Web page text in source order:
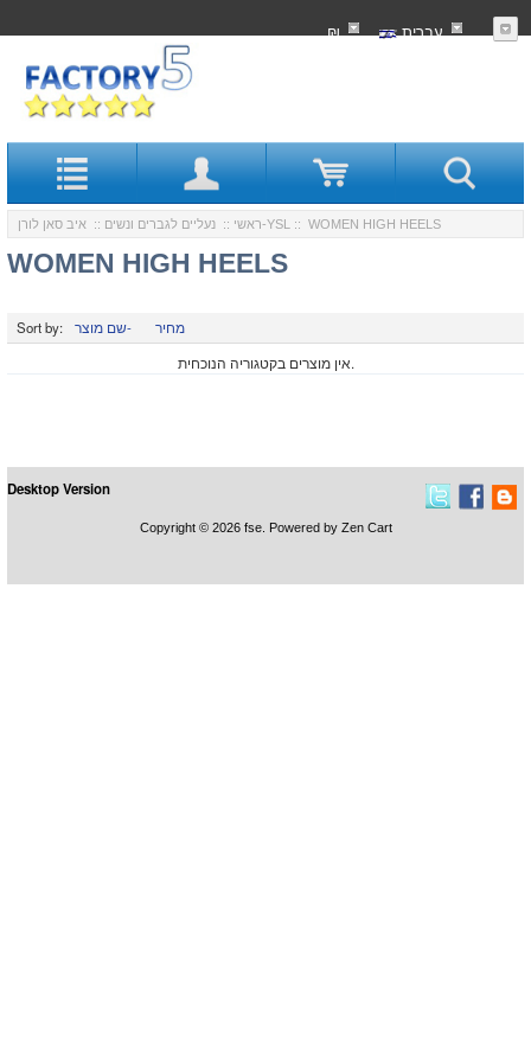
עִברִית ₪
ראשי :: נעליים לגברים ונשים :: איב סאן לורן-YSL :: WOMEN HIGH HEELS
WOMEN HIGH HEELS
Sort by: שם מוצר-
מחיר
אין מוצרים בקטגוריה הנוכחית.
Desktop Version
Copyright © 2026 fse. Powered by Zen Cart